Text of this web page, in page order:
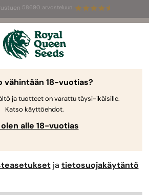
58690 arvosteluun
Widow Auto mag
vähintään 18-vuotias?
ja tuotteet on varattu täysi-ikäisille.
Katso käyttöehdot.
olen alle 18-vuotias
ja tietosuojakäytäntö